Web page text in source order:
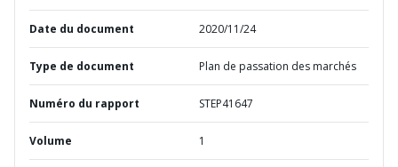
Date du document 2020/11/24
Type de document Plan de passation des marchés
Numéro du rapport STEP41647
Volume 1